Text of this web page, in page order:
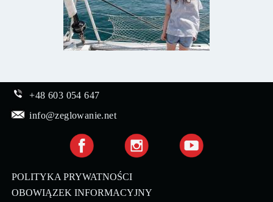
+48 603 054 647
info@zeglowanie.net
POLITYKA PRYWATNOŚCI
OBOWIĄZEK INFORMACYJNY